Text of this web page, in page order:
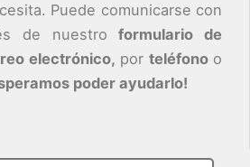
Puede comunicarse con
de nuestroformulario de
electrónico, por teléfonoo
poder ayudarlo!